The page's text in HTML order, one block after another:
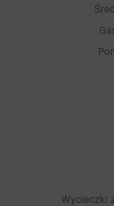
Wycieczki